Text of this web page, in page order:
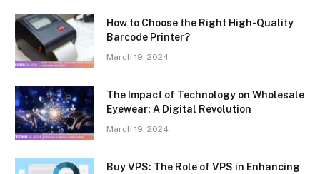
How to Choose the Right High-Quality
Barcode Printer?
March 19, 2024
The Impact of Technology on Wholesale
Eyewear: A Digital Revolution
March 19, 2024
Buy VPS: The Role of VPS in Enhancing